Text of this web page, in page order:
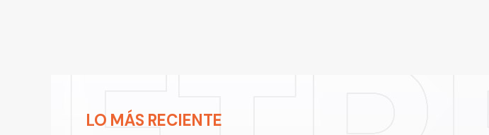
LO MÁS RECIENTE